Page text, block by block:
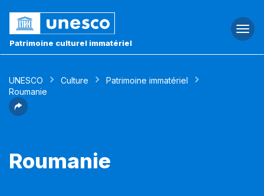
Patrimoine culturel immatériel
UNESCO Culture
Patrimoine immatériel
Roumanie
Roumanie